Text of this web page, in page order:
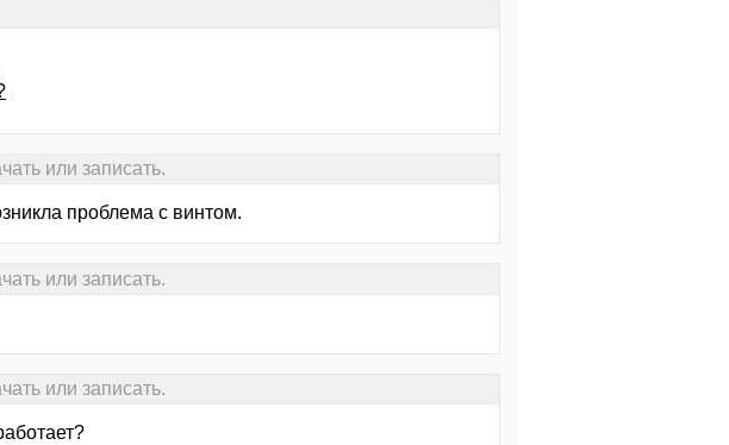
или записать.
проблема с винтом.
или записать.
или записать.